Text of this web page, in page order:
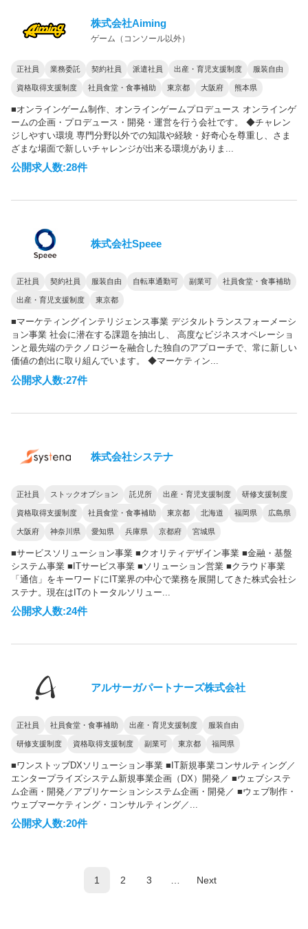
株式会社Aiming
ゲーム（コンソール以外）
正社員 業務委託 契約社員 派遣社員 出産・育児支援制度 服装自由
資格取得支援制度 社員食堂・食事補助 東京都 大阪府 熊本県
■オンラインゲーム制作、オンラインゲームプロデュース オンラインゲ
ームの企画・プロデュース・開発・運営を行う会社です。 ◆チャレン
ジしやすい環境 専門分野以外での知識や経験・好奇心を尊重し、さま
ざまな場面で新しいチャレンジが出来る環境がありま...
公開求人数:28件
株式会社Speee
正社員 契約社員 服装自由 自転車通勤可 副業可 社員食堂・食事補助
出産・育児支援制度 東京都
■マーケティングインテリジェンス事業 デジタルトランスフォーメーシ
ョン事業 社会に潜在する課題を抽出し、 高度なビジネスオペレーショ
ンと最先端のテクノロジーを融合した独自のアプローチで、常に新しい
価値の創出に取り組んでいます。 ◆マーケティン...
公開求人数:27件
株式会社システナ
正社員 ストックオプション 託児所 出産・育児支援制度 研修支援制度
資格取得支援制度 社員食堂・食事補助 東京都 北海道 福岡県 広島県
大阪府 神奈川県 愛知県 兵庫県 京都府 宮城県
■サービスソリューション事業 ■クオリティデザイン事業 ■金融・基盤
システム事業 ■ITサービス事業 ■ソリューション営業 ■クラウド事業
「通信」をキーワードにIT業界の中心で業務を展開してきた株式会社シ
ステナ。現在はITのトータルソリュー...
公開求人数:24件
アルサーガパートナーズ株式会社
正社員 社員食堂・食事補助 出産・育児支援制度 服装自由
研修支援制度 資格取得支援制度 副業可 東京都 福岡県
■ワンストップDXソリューション事業 ■IT新規事業コンサルティング／
エンタープライズシステム新規事業企画（DX）開発／ ■ウェブシステ
ム企画・開発／アプリケーションシステム企画・開発／ ■ウェブ制作・
ウェブマーケティング・コンサルティング／...
公開求人数:20件
1 2 3 Next